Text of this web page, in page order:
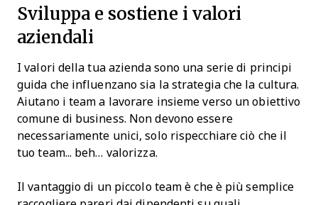
Sviluppa e sostiene i valori
aziendali
I valori della tua azienda sono una serie di principi
guida che influenzano sia la strategia che la cultura.
Aiutano i team a lavorare insieme verso un obiettivo
comune di business. Non devono essere
necessariamente unici, solo rispecchiare ciò che il
tuo team... beh… valorizza.
Il vantaggio di un piccolo team è che è più semplice